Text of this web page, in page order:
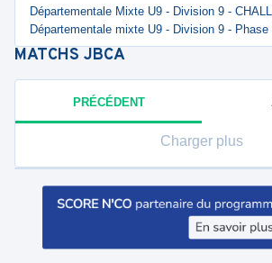
Départementale Mixte U9 - Division 9 -
Départementale mixte U9 - Division 9 - Phase
MATCHS JBCA
PRÉCÉDENT
Charger plus